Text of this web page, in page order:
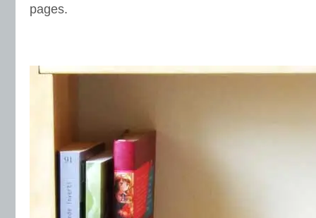
pages.